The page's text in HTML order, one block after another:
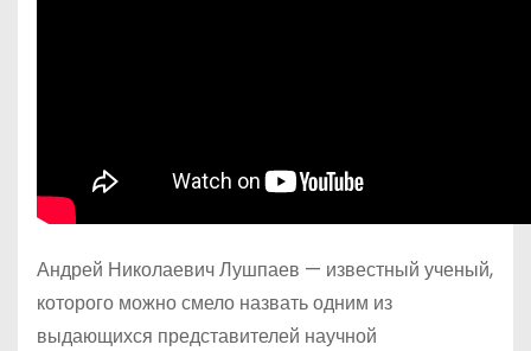
Андрей Николаевич Лушпаев — известный ученый,
которого можно смело назвать одним из
выдающихся представителей научной